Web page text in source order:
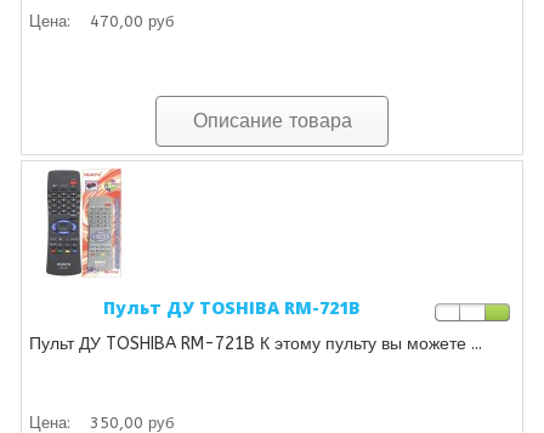
Цена: 470,00 руб
Описание товара
Пульт ДУ TOSHIBA RM-721B
Пульт ДУ TOSHIBA RM-721B К этому пульту вы можете ...
Цена: 350,00 руб